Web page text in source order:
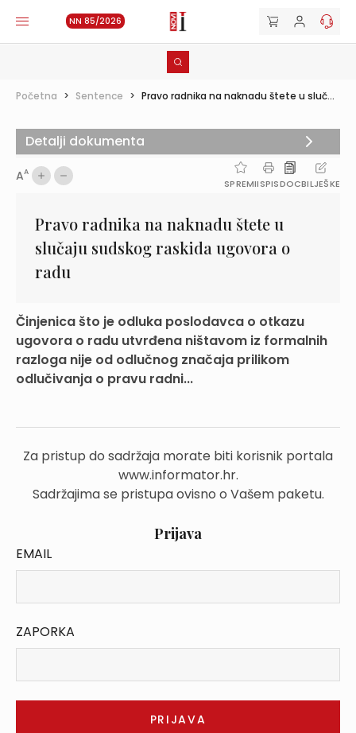
NN 85/2026
Početna > Sentence > Pravo radnika na naknadu štete u sluč...
AA
SPREMIISPISDOCBILJEŠKE
Pravo radnika na naknadu štete u
slučaju sudskog raskida ugovora o
radu
Činjenica što je odluka poslodavca o otkazu
ugovora o radu utvrđena ništavom iz formalnih
razloga nije od odlučnog značaja prilikom
odlučivanja o pravu radni...
Za pristup do sadržaja morate biti korisnik portala
www.informator.hr.
Sadržajima se pristupa ovisno o Vašem paketu.
Prijava
EMAIL
ZAPORKA
Detalji dokumenta